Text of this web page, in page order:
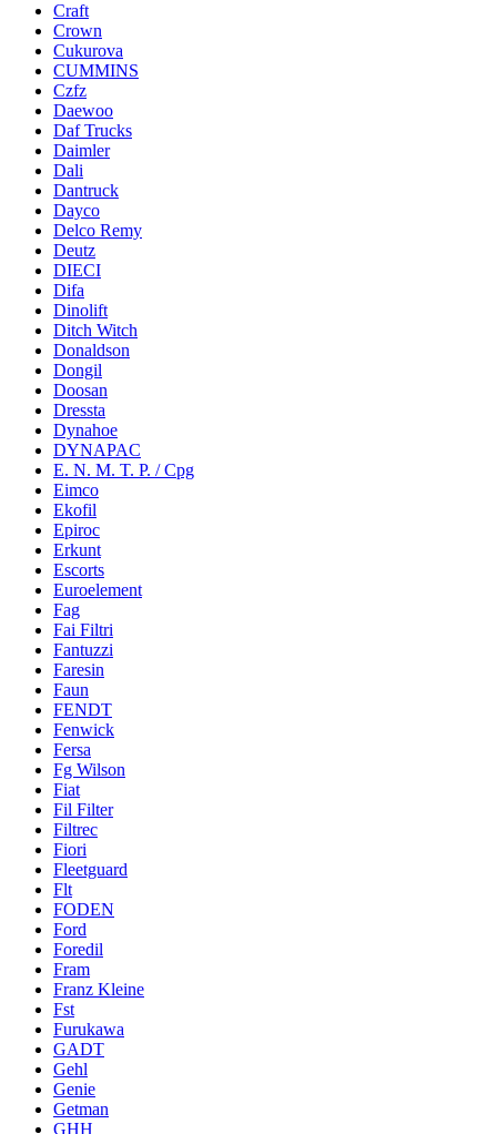
Craft
Crown
Cukurova
CUMMINS
Czfz
Daewoo
Daf Trucks
Daimler
Dali
Dantruck
Dayco
Delco Remy
Deutz
DIECI
Difa
Dinolift
Ditch Witch
Donaldson
Dongil
Doosan
Dressta
Dynahoe
DYNAPAC
E. N. M. T. P. / Cpg
Eimco
Ekofil
Epiroc
Erkunt
Escorts
Euroelement
Fag
Fai Filtri
Fantuzzi
Faresin
Faun
FENDT
Fenwick
Fersa
Fg Wilson
Fiat
Fil Filter
Filtrec
Fiori
Fleetguard
Flt
FODEN
Ford
Foredil
Fram
Franz Kleine
Fst
Furukawa
GADT
Gehl
Genie
Getman
GHH